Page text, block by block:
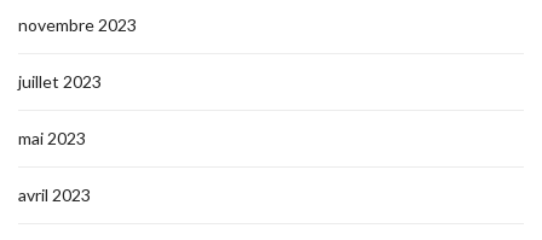
novembre 2023
juillet 2023
mai 2023
avril 2023